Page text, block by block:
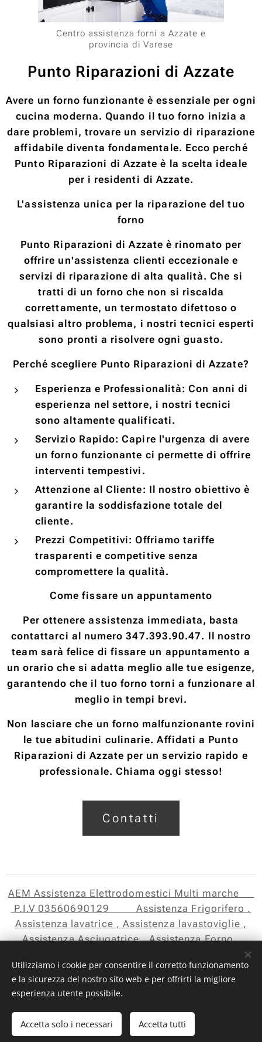
Centro assistenza forni a Azzate e
provincia di Varese
Punto Riparazioni di Azzate
Avere un forno funzionante è essenziale per ogni
cucina moderna. Quando il tuo forno inizia a
dare problemi, trovare un servizio di riparazione
affidabile diventa fondamentale. Ecco perché
Punto Riparazioni di Azzate è la scelta ideale
per i residenti di Azzate.
L'assistenza unica per la riparazione del tuo
forno
Punto Riparazioni di Azzate è rinomato per
offrire un'assistenza clienti eccezionale e
servizi di riparazione di alta qualità. Che si
tratti di un forno che non si riscalda
correttamente, un termostato difettoso o
qualsiasi altro problema, i nostri tecnici esperti
sono pronti a risolvere ogni guasto.
Perché scegliere Punto Riparazioni di Azzate?
Esperienza e Professionalità: Con anni di
esperienza nel settore, i nostri tecnici
sono altamente qualificati.
Servizio Rapido: Capire l'urgenza di avere
un forno funzionante ci permette di offrire
interventi tempestivi.
Attenzione al Cliente: Il nostro obiettivo è
garantire la soddisfazione totale del
cliente.
Prezzi Competitivi: Offriamo tariffe
trasparenti e competitive senza
compromettere la qualità.
Come fissare un appuntamento
Per ottenere assistenza immediata, basta
contattarci al numero 347.393.90.47. Il nostro
team sarà felice di fissare un appuntamento a
un orario che si adatta meglio alle tue esigenze,
garantendo che il tuo forno torni a funzionare al
meglio in tempi brevi.
Non lasciare che un forno malfunzionante rovini
le tue abitudini culinarie. Affidati a Punto
Riparazioni di Azzate per un servizio rapido e
professionale. Chiama oggi stesso!
Contatti
AEM Assistenza Elettrodomestici Multi marche
P.I.V 03560690129 Assistenza Frigorifero .
Assistenza lavatrice , Assistenza lavastoviglie ,
Assistenza Asciugatrice , Assistenza Forno ,
Assistenza Piano Cottura , Assistenza Microonde
aem assistenza
Lingue
Italiano
Français
Utilizziamo i cookie per consentire il corretto funzionamento
e la sicurezza del nostro sito web e per offrirti la migliore
esperienza utente possibile.
Accetta solo i necessari Accetta tutti